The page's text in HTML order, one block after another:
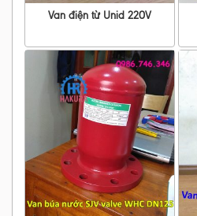
Van điện từ Unid 220V